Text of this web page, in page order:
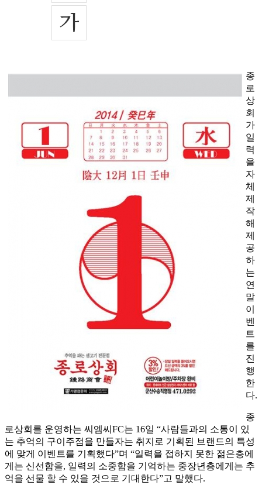
종
로
상
회
가
일
력
을
자
체
제
작
해
제
공
하
는
연
말
이
벤
트
를
진
행
한
다.
종
로상회를 운영하는 씨엠씨FC는 16일 “사람들과의 소통이 있
는 추억의 구이주점을 만들자는 취지로 기획된 브랜드의 특성
에 맞게 이벤트를 기획했다”며 “일력을 접하지 못한 젊은층에
게는 신선함을, 일력의 소중함을 기억하는 중장년층에게는 추
억을 선물 할 수 있을 것으로 기대한다”고 말했다.